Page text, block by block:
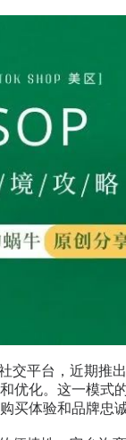
交平台，近期
优化。这一模式
买体验和品牌忠诚